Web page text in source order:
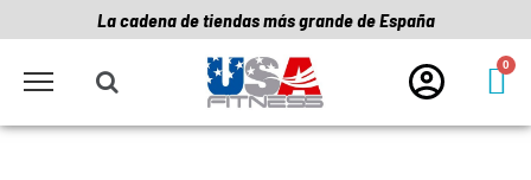
La cadena de tiendas más grande de España